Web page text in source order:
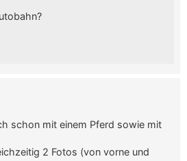
schon mit einem Pferd sowie mit
2 Fotos (von vorne und